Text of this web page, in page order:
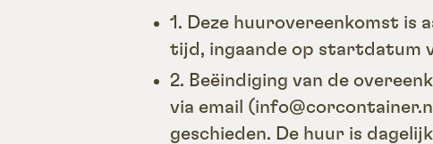
1. Deze huurovereenkomst is
tijd, ingaande op startdatum
2. Beëindiging van de
via email
geschieden. De huur is